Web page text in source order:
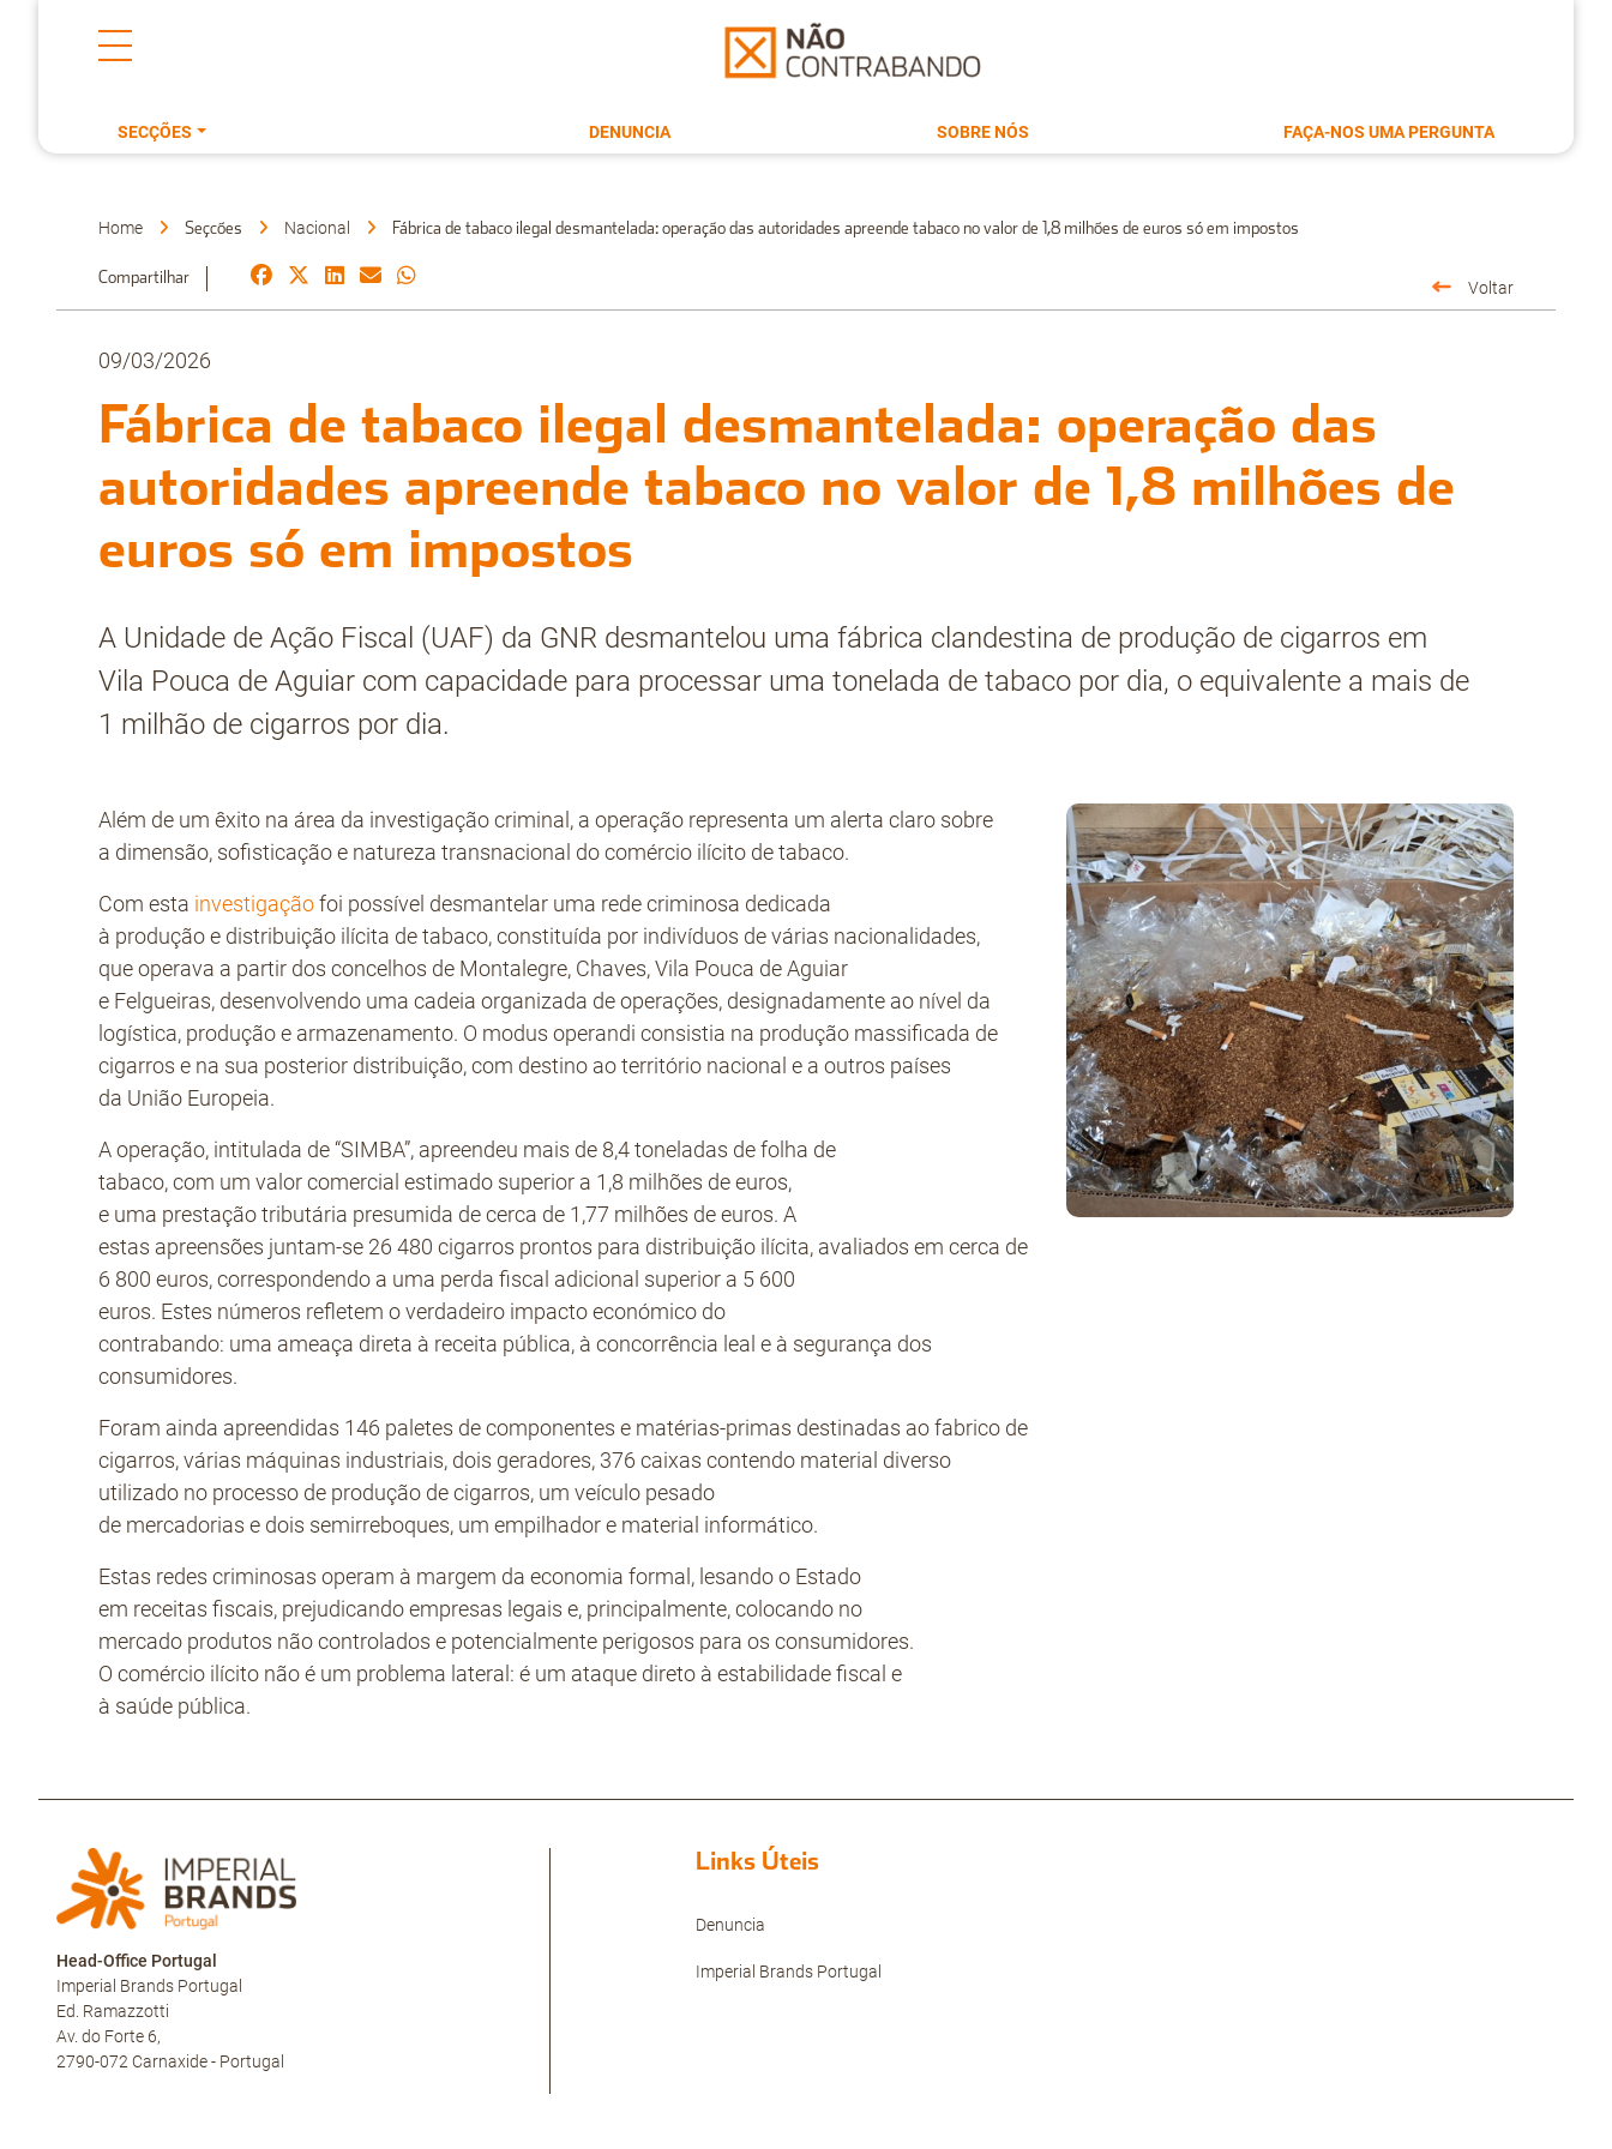
SECÇÕES DENUNCIA SOBRE NÓS FAÇA-NOS UMA PERGUNTA
Home Seçcões Nacional Fábrica de tabaco ilegal desmantelada: operação das autoridades apreende tabaco no valor de 1,8 milhões de euros só em impostos
Compartilhar Voltar
09/03/2026
Fábrica de tabaco ilegal desmantelada: operação das
autoridades apreende tabaco no valor de 1,8 milhões de
euros só em impostos
A Unidade de Ação Fiscal (UAF) da GNR desmantelou uma fábrica clandestina de produção de cigarros em
Vila Pouca de Aguiar com capacidade para processar uma tonelada de tabaco por dia, o equivalente a mais de
1 milhão de cigarros por dia.
Além de um êxito na área da investigação criminal, a operação representa um alerta claro sobre
a dimensão, sofisticação e natureza transnacional do comércio ilícito de tabaco.
Com esta investigaçãofoi possível desmantelar uma rede criminosa dedicada
à produção e distribuição ilícita de tabaco, constituída por indivíduos de várias nacionalidades,
que operava a partir dos concelhos de Montalegre, Chaves, Vila Pouca de Aguiar
e Felgueiras, desenvolvendo uma cadeia organizada de operações, designadamente ao nível da
logística, produção e armazenamento. O modus operandi consistia na produção massificada de
cigarros e na sua posterior distribuição, com destino ao território nacional e a outros países
da União Europeia.
A operação, intitulada de “SIMBA”, apreendeu mais de 8,4 toneladas de folha de
tabaco, com um valor comercial estimado superior a 1,8 milhões de euros,
e uma prestação tributária presumida de cerca de 1,77 milhões de euros. A
estas apreensões juntam-se 26 480 cigarros prontos para distribuição ilícita, avaliados em cerca de
6 800 euros, correspondendo a uma perda fiscal adicional superior a 5 600
euros. Estes números refletem o verdadeiro impacto económico do
contrabando: uma ameaça direta à receita pública, à concorrência leal e à segurança dos
consumidores.
Foram ainda apreendidas 146 paletes de componentes e matérias-primas destinadas ao fabrico de
cigarros, várias máquinas industriais, dois geradores, 376 caixas contendo material diverso
utilizado no processo de produção de cigarros, um veículo pesado
de mercadorias e dois semirreboques, um empilhador e material informático.
Estas redes criminosas operam à margem da economia formal, lesando o Estado
em receitas fiscais, prejudicando empresas legais e, principalmente, colocando no
mercado produtos não controlados e potencialmente perigosos para os consumidores.
O comércio ilícito não é um problema lateral: é um ataque direto à estabilidade fiscal e
à saúde pública.
Head-Office Portugal
Imperial Brands Portugal
Ed. Ramazzotti
Av. do Forte 6,
2790-072 Carnaxide - Portugal
Links Úteis
Denuncia
Imperial Brands Portugal